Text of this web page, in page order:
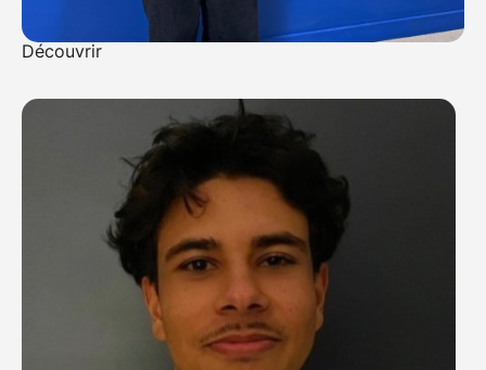
Avec amour et voilà
Découvrir